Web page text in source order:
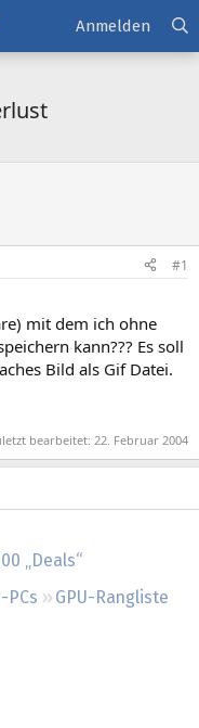
„Deals“
PCs
GPU-Rangliste
Anmelden
#1
mit dem ich ohne
kann??? Es soll
Bild als Gif Datei.
bearbeitet: 22. Februar 2004